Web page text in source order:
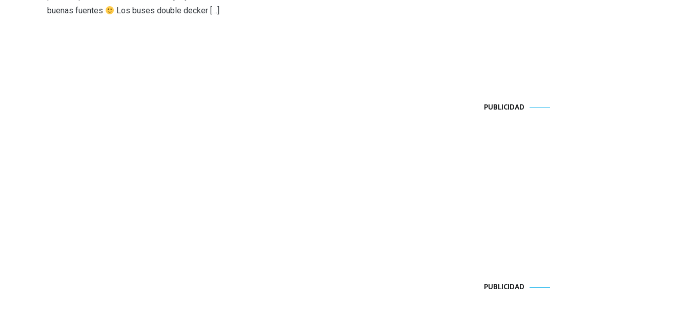
buenas fuentes
Los buses double decker […]
PUBLICIDAD
PUBLICIDAD